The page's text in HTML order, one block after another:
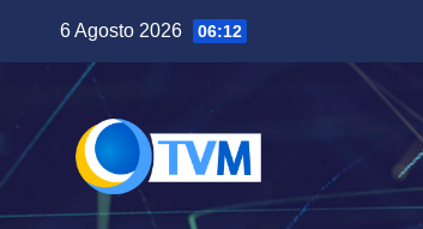
contenuto
6 Agosto 2026 06:12